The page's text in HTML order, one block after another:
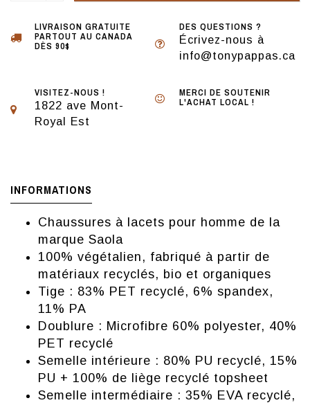
LIVRAISON GRATUITE
PARTOUT AU CANADA
DÈS 90$
DES QUESTIONS ?
Écrivez-nous à
info@tonypappas.ca
VISITEZ-NOUS !
1822 ave Mont-
Royal Est
MERCI DE SOUTENIR
L'ACHAT LOCAL !
INFORMATIONS
Chaussures à lacets pour homme de la
marque Saola
100% végétalien, fabriqué à partir de
matériaux recyclés, bio et organiques
Tige : 83% PET recyclé, 6% spandex,
11% PA
Doublure : Microfibre 60% polyester, 40%
PET recyclé
Semelle intérieure : 80% PU recyclé, 15%
PU + 100% de liège recyclé topsheet
Semelle intermédiaire : 35% EVA recyclé,